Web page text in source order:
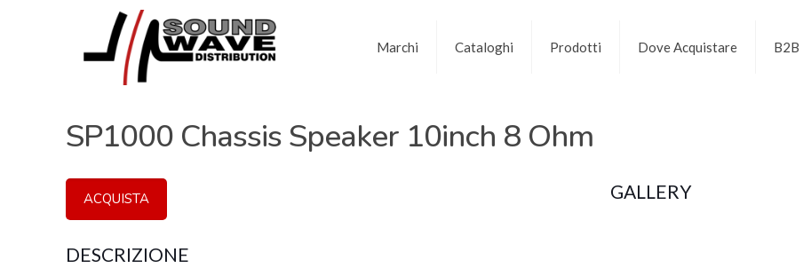
Marchi Cataloghi Prodotti Dove Acquistare B2B
SP1000 Chassis Speaker 10inch 8 Ohm
ACQUISTA
DESCRIZIONE
GALLERY